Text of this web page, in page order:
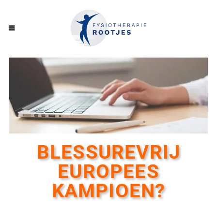
BLESSUREVRIJ
EUROPEES
KAMPIOEN?